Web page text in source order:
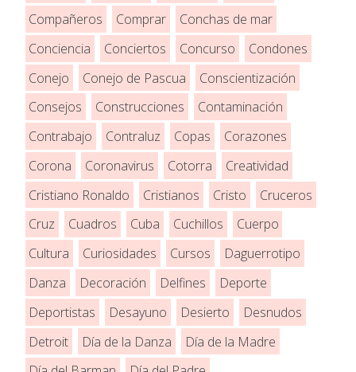
Compañeros
Comprar
Conchas de mar
Conciencia
Conciertos Concurso
Condones
Conejo
Conejo de Pascua
Conscientización
Consejos
Construcciones
Contaminación
Contrabajo
Contraluz Copas
Corazones
Corona
Coronavirus Cotorra
Creatividad
Cristiano Ronaldo
Cristianos Cristo
Cruceros
Cruz
Cuadros Cuba Cuchillos
Cuerpo
Cultura
Curiosidades Cursos
Daguerrotipo
Danza
Decoración Delfines
Deporte
Deportistas
Desayuno Desierto
Desnudos
Detroit
Día de la Danza
Día de la Madre